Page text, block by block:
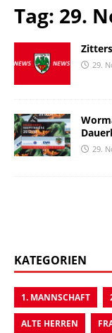
Tag: 29.
29.
29.
KATEGORIEN
1. MANNSCHAFT
ALTE HERREN